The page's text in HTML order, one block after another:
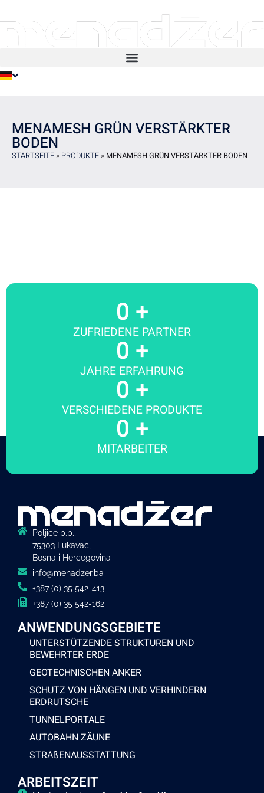
MENAMESH GRÜN VERSTÄRKTER
BODEN
STARTSEITE » PRODUKTE » MENAMESH GRÜN VERSTÄRKTER BODEN
ZUFRIEDENE PARTNER
0 +
JAHRE ERFAHRUNG
0 +
VERSCHIEDENE PRODUKTE
0 +
MITARBEITER
0 +
Poljice b.b.,
75303 Lukavac,
Bosna i Hercegovina
info@menadzer.ba
+387 (0) 35 542-413
+387 (0) 35 542-162
ANWENDUNGSGEBIETE
UNTERSTÜTZENDE STRUKTUREN UND
BEWEHRTER ERDE
GEOTECHNISCHEN ANKER
SCHUTZ VON HÄNGEN UND VERHINDERN
ERDRUTSCHE
TUNNELPORTALE
AUTOBAHN ZÄUNE
STRAßENAUSSTATTUNG
ARBEITSZEIT